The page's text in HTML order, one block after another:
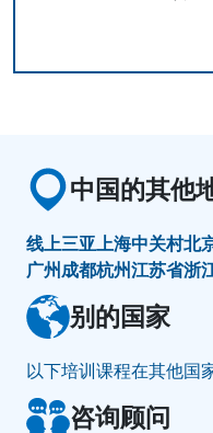
中国的其他
线上三亚上海中关村北
广州成都杭州江苏省浙
别的国家
以下培训课程在其他国
咨询顾问